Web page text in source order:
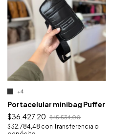
+4
Portacelular minibag Puffer
$36.427,20
$45.534,00
$32.784,48 con Transferencia o